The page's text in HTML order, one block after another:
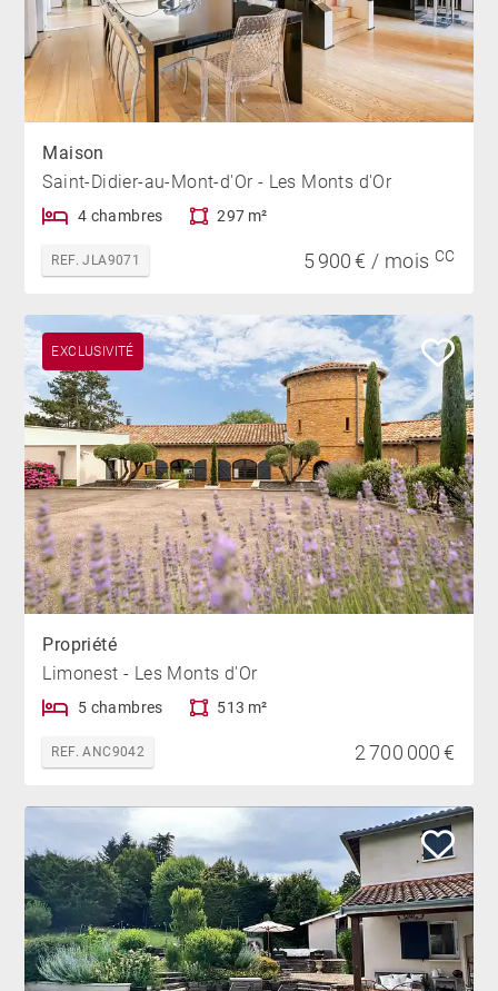
Maison
Saint-Didier-au-Mont-d'Or - Les Monts d'Or
4 chambres 297 m²
REF. JLA9071 5 900 € / mois CC
EXCLUSIVITÉ
Propriété
Limonest - Les Monts d'Or
5 chambres 513 m²
REF. ANC9042 2 700 000 €